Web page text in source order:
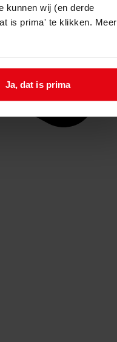
kunnen wij (en derde
is prima' te klikken. Meer
Ja, dat is prima